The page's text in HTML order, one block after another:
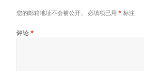
您的邮箱地址不会被公开。 必填项已用* 标注
评论 *